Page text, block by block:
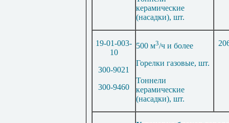
керамические
(насадки), шт.
19-01-003-
10
300-9021
300-9460
500 м3/ч и более
Горелки газовые, шт.
Тоннели
керамические
(насадки), шт.